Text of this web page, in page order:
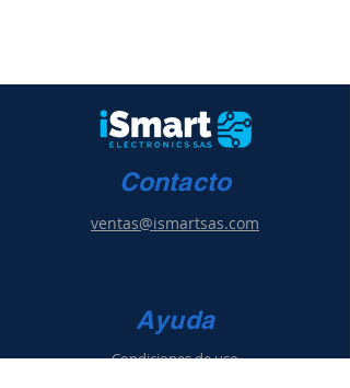
Contacto
ventas@ismartsas.com
Ayuda
Condiciones de uso